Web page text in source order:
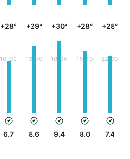
+28° +29° +30° +28° +28°
10:00
6.7
13:00
8.6
16:00
9.4
19:00
8.0
22:00
7.4